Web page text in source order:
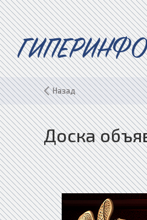
ГИПЕРИНФО
Назад
Доска